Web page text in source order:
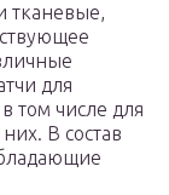
тканевые,
для
том числе для
В состав